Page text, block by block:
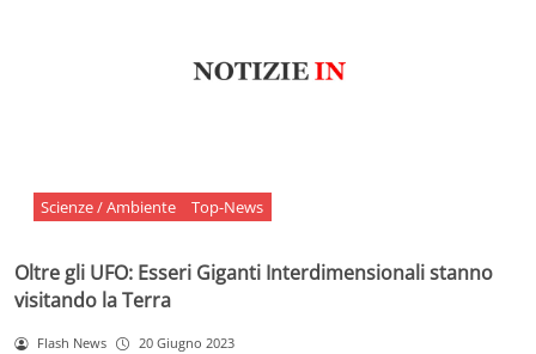
Scienze / Ambiente Top-News
Oltre gli UFO: Esseri Giganti Interdimensionali stanno
visitando la Terra
Flash News 20 Giugno 2023